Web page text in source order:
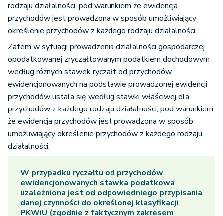
rodzaju działalności, pod warunkiem że ewidencja
przychodów jest prowadzona w sposób umożliwiający
określenie przychodów z każdego rodzaju działalności.
Zatem w sytuacji prowadzenia działalności gospodarczej
opodatkowanej zryczałtowanym podatkiem dochodowym
według różnych stawek ryczałt od przychodów
ewidencjonowanych na podstawie prowadzonej ewidencji
przychodów ustala się według stawki właściwej dla
przychodów z każdego rodzaju działalności, pod warunkiem
że ewidencja przychodów jest prowadzona w sposób
umożliwiający określenie przychodów z każdego rodzaju
działalności.
W przypadku ryczałtu od przychodów
ewidencjonowanych stawka podatkowa
uzależniona jest od odpowiedniego przypisania
danej czynności do określonej klasyfikacji
PKWiU (zgodnie z faktycznym zakresem